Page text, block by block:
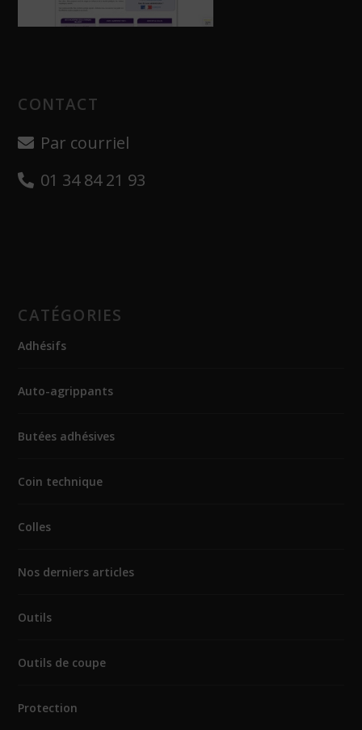
CONTACT
Par courriel
01 34 84 21 93
CATÉGORIES
Adhésifs
Auto-agrippants
Butées adhésives
Coin technique
Colles
Nos derniers articles
Outils
Outils de coupe
Protection